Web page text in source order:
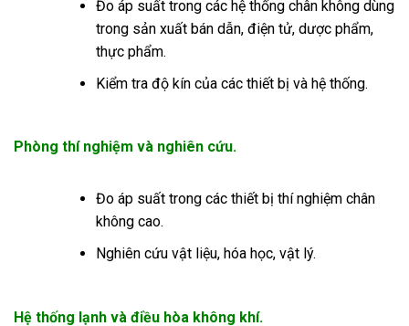
Đo áp suất trong các hệ thống chân không dùng
trong sản xuất bán dẫn, điện tử, dược phẩm,
thực phẩm.
Kiểm tra độ kín của các thiết bị và hệ thống.
Phòng thí nghiệm và nghiên cứu.
Đo áp suất trong các thiết bị thí nghiệm chân
không cao.
Nghiên cứu vật liệu, hóa học, vật lý.
Hệ thống lạnh và điều hòa không khí.